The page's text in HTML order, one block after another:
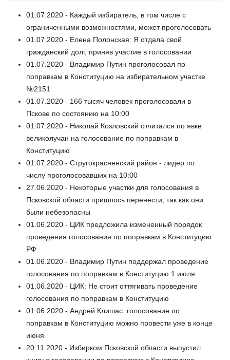
01.07.2020 - Каждый избиратель, в том числе с
ограниченными возможностями, может проголосовать
01.07.2020 - Елена Полонская: Я отдала свой
гражданский долг, приняв участие в голосовании
01.07.2020 - Владимир Путин проголосовал по
поправкам в Конституцию на избирательном участке
№2151
01.07.2020 - 166 тысяч человек проголосовали в
Пскове по состоянию на 10:00
01.07.2020 - Николай Козловский отчитался по явке
великолучан на голосование по поправкам в
Конституцию
01.07.2020 - Стругокрасненский район - лидер по
числу проголосовавших на 10:00
27.06.2020 - Некоторые участки для голосования в
Псковской области пришлось перенести, так как они
были небезопасны
01.06.2020 - ЦИК предложила измененный порядок
проведения голосования по поправкам в Конституцию
РФ
01.06.2020 - Владимир Путин поддержал проведение
голосования по поправкам в Конституцию 1 июля
01.06.2020 - ЦИК: Не стоит оттягивать проведение
голосования по поправкам в Конституцию
01.06.2020 - Андрей Клишас: голосование по
поправкам в Конституцию можно провести уже в конце
июня
20.11.2020 - Избирком Псковской области выпустил